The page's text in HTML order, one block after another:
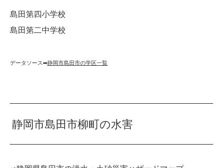
島田第四小学校
島田第二中学校
データソース➡︎静岡市島田市の学区一覧
静岡市島田市柳町の水害